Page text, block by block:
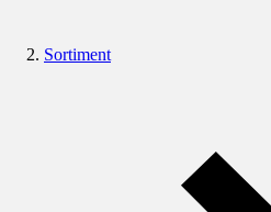
Sortiment